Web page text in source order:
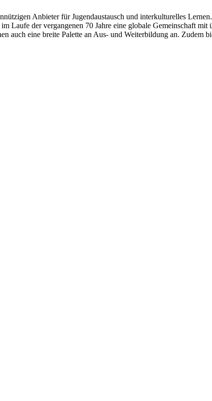
Anbieter für Jugendaustausch und interkulturelles
Laufe der vergangenen 70 Jahre eine globale Gemeinschaft
auch eine breite Palette an Aus- und Weiterbildung an. Zudem